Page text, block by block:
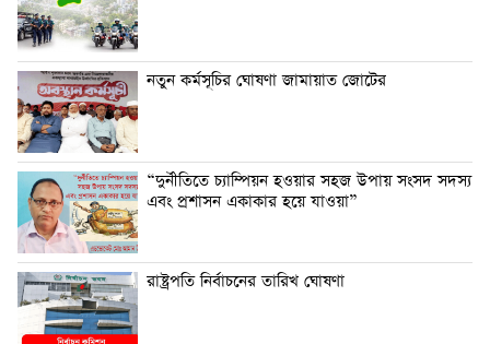
নতুন কর্মসূচির ঘোষণা জামায়াত জোটের
“দুর্নীতিতে চ্যাম্পিয়ন হওয়ার সহজ উপায় সংসদ সদস্য
এবং প্রশাসন একাকার হয়ে যাওয়া”
রাষ্ট্রপতি নির্বাচনের তারিখ ঘোষণা